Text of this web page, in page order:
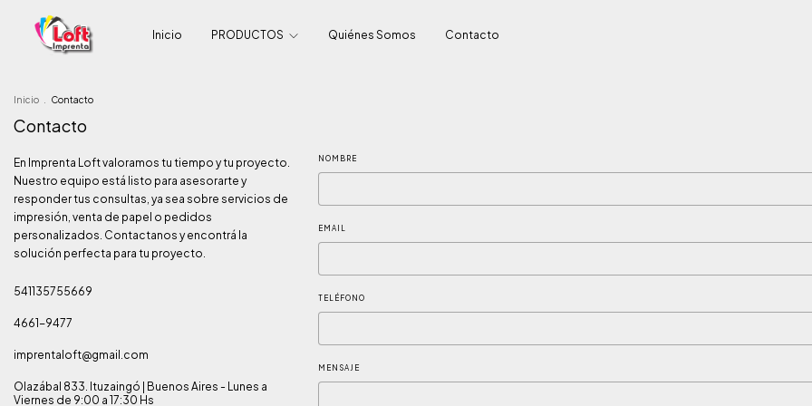
Inicio PRODUCTOS Quiénes Somos Contacto
Inicio Contacto
Contacto
En Imprenta Loft valoramos tu tiempo y tu proyecto.
Nuestro equipo está listo para asesorarte y
responder tus consultas, ya sea sobre servicios de
impresión, venta de papel o pedidos
personalizados. Contactanos y encontrá la
solución perfecta para tu proyecto.
541135755669
4661-9477
imprentaloft@gmail.com
Olazábal 833. Ituzaingó | Buenos Aires - Lunes a
Viernes de 9:00 a 17:30 Hs
NOMBRE
EMAIL
TELÉFONO
MENSAJE